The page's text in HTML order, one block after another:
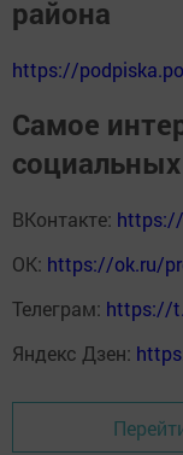
района
https://
Самое
ВКонтакте:
ОК: https://ok.ru/
Телеграм: https://
Яндекс Дзен: